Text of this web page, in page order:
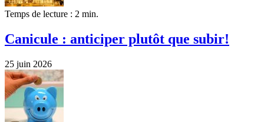
Temps de lecture : 2 min.
Canicule : anticiper plutôt que subir!
25 juin 2026